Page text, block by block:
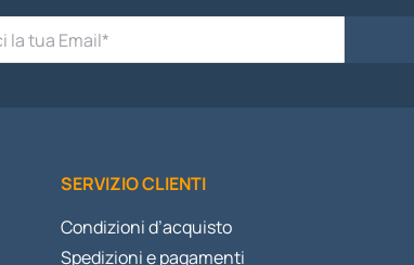
SERVIZIO CLIENTI
Condizioni d’acquisto
Spedizioni e pagamenti